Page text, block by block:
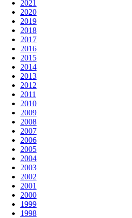
2021
2020
2019
2018
2017
2016
2015
2014
2013
2012
2011
2010
2009
2008
2007
2006
2005
2004
2003
2002
2001
2000
1999
1998